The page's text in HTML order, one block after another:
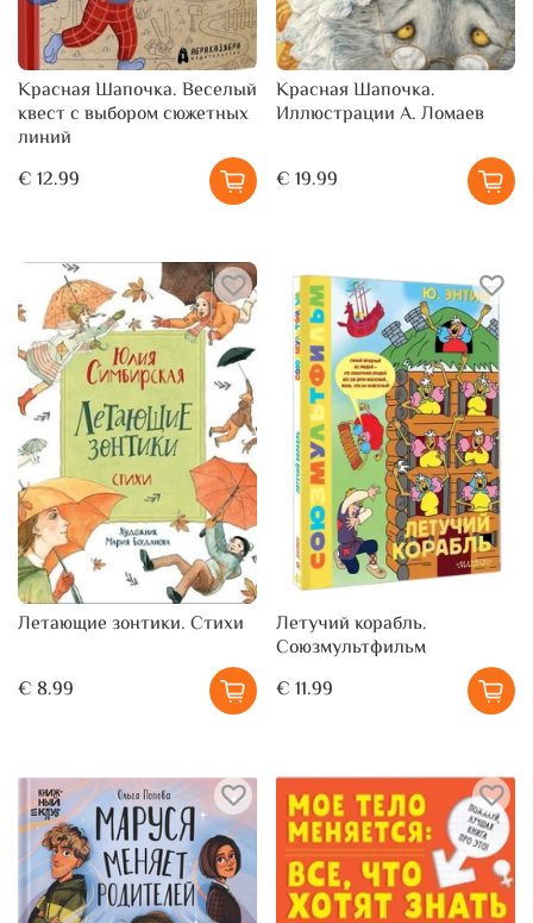
Красная Шапочка. Веселый
квест с выбором сюжетных
линий
€ 12.99
Красная Шапочка.
Иллюстрации А. Ломаев
€ 19.99
Летающие зонтики. Стихи
€ 8.99
Летучий корабль.
Союзмультфильм
€ 11.99